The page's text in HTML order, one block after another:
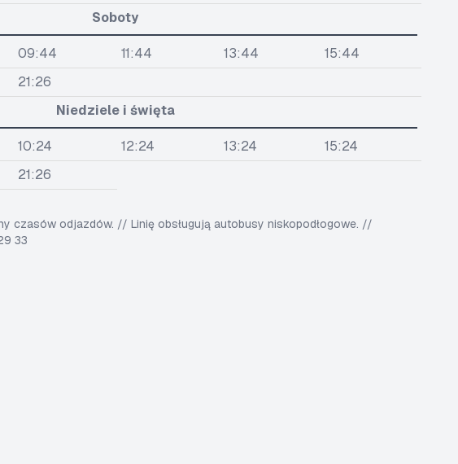
Soboty
09:44 11:44 13:44
15:44
21:26
Niedziele i święta
10:24 12:24 13:24
15:24
21:26
czasów odjazdów. // Linię obsługują autobusy niskopodłogowe. //
33